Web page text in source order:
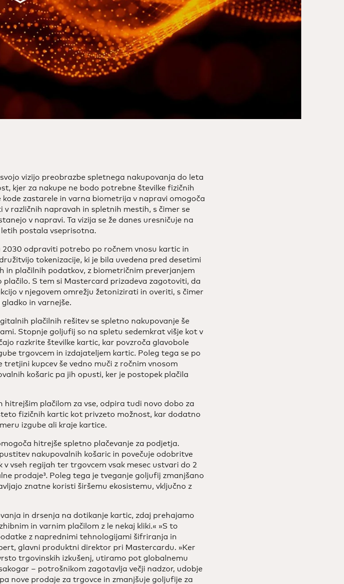
vizijo preobrazbe spletnega nakupovanja do leta
kjer za nakupe ne bodo potrebne številke fizičnih
kode zastarele in varna biometrija v napravi omogoča
različnih napravah in spletnih mestih, s čimer se
v napravi. Ta vizija se že danes uresničuje na
postala vseprisotna.
odpraviti potrebo po ročnem vnosu kartic in
tokenizacije, ki je bila uvedena pred desetimi
in plačilnih podatkov, z biometričnim preverjanjem
S tem si Mastercard prizadeva zagotoviti, da
v njegovem omrežju žetonizirati in overiti, s čimer
in varnejše.
plačilnih rešitev se spletno nakupovanje še
Stopnje goljufij so na spletu sedemkrat višje kot v
razkrite številke kartic, kar povzroča glavobole
trgovcem in izdajateljem kartic. Poleg tega se po
tretjini kupcev še vedno muči z ročnim vnosom
košaric pa jih opusti, ker je postopek plačila
hitrejšim plačilom za vse, odpira tudi novo dobo za
fizičnih kartic kot privzeto možnost, kar dodatno
izgube ali kraje kartice.
hitrejše spletno plačevanje za podjetja.
nakupovalnih košaric in povečuje odobritve
vseh regijah ter trgovcem vsak mesec ustvari do 2
prodaje³. Poleg tega je tveganje goljufij zmanjšano
znatne koristi širšemu ekosistemu, vključno z
in drsenja na dotikanje kartic, zdaj prehajamo
in varnim plačilom z le nekaj kliki.« »S to
z naprednimi tehnologijami šifriranja in
glavni produktni direktor pri Mastercardu. »Ker
trgovinskih izkušenj, utiramo pot globalnemu
– potrošnikom zagotavlja večji nadzor, udobje
nove prodaje za trgovce in zmanjšuje goljufije za